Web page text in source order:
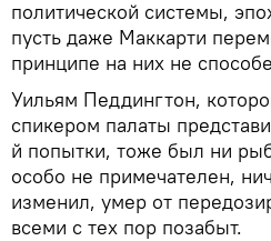
политической системы,
пусть даже Маккарти
принципе на них не
Уильям Педдингтон,
спикером палаты
й попытки, тоже был ни
особо не примечателен,
изменил, умер от
всеми с тех пор позабыт.